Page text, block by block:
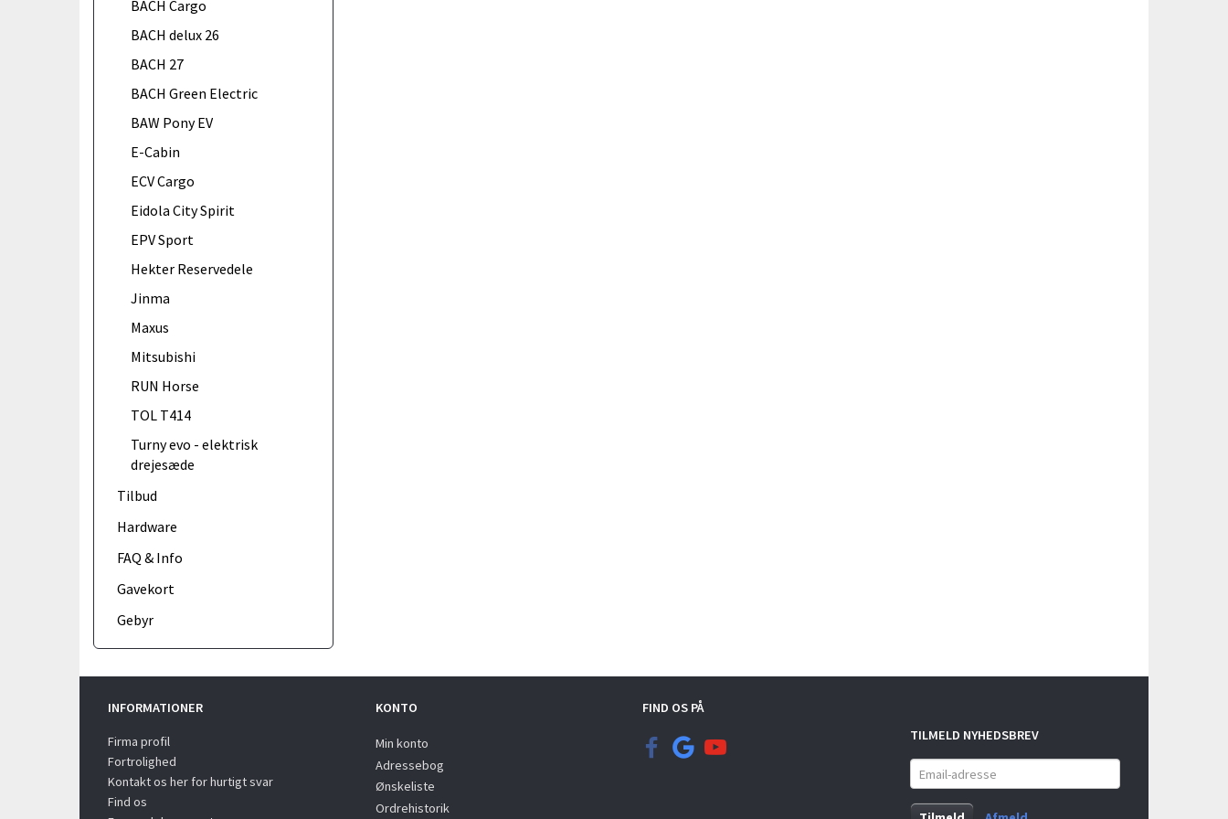
BACH Cargo
BACH delux 26
BACH 27
BACH Green Electric
BAW Pony EV
E-Cabin
ECV Cargo
Eidola City Spirit
EPV Sport
Hekter Reservedele
Jinma
Maxus
Mitsubishi
RUN Horse
TOL T414
Turny evo - elektrisk
drejesæde
Tilbud
Hardware
FAQ & Info
Gavekort
Gebyr
INFORMATIONER
Firma profil
Fortrolighed
Kontakt os her for hurtigt svar
Find os
KONTO
Min konto
Adressebog
Ønskeliste
Ordrehistorik
FIND OS PÅ
TILMELD NYHEDSBREV
Email-
adresse